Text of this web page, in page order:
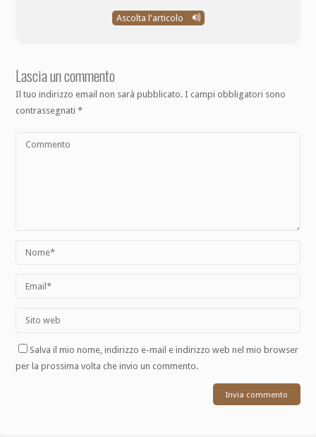
Ascolta l'articolo
Lascia un commento
Il tuo indirizzo email non sarà pubblicato. I campi obbligatori sono
contrassegnati*
Salva il mio nome, indirizzo e-mail e indirizzo web nel mio browser
per la prossima volta che invio un commento.